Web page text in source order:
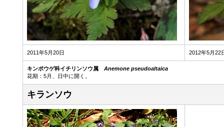
2011年5月20日 2012年5月22
キンポウゲ科イチリンソウ属 Anemone pseudoaltaica
花期：5月、日中に開く。
キランソウ